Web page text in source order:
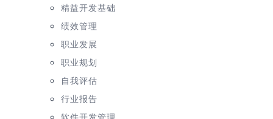
精益开发基础
绩效管理
职业发展
职业规划
自我评估
行业报告
软件开发管理